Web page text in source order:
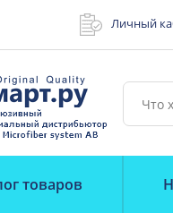
Личный
товаров